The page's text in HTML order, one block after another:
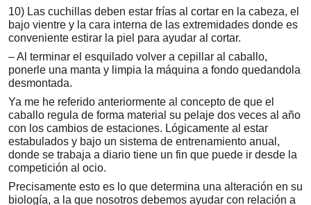
10) Las cuchillas deben estar frías al cortar en la cabeza, el
bajo vientre y la cara interna de las extremidades donde es
conveniente estirar la piel para ayudar al cortar.
– Al terminar el esquilado volver a cepillar al caballo,
ponerle una manta y limpia la máquina a fondo quedandola
desmontada.
Ya me he referido anteriormente al concepto de que el
caballo regula de forma material su pelaje dos veces al año
con los cambios de estaciones. Lógicamente al estar
estabulados y bajo un sistema de entrenamiento anual,
donde se trabaja a diario tiene un fin que puede ir desde la
competición al ocio.
Precisamente esto es lo que determina una alteración en su
biología, a la que nosotros debemos ayudar con relación a